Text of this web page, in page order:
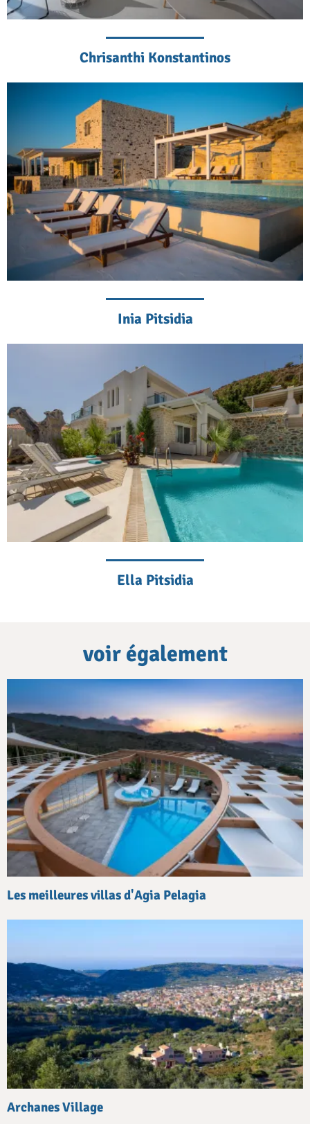
Chrisanthi Konstantinos
Inia Pitsidia
Ella Pitsidia
voir également
Les meilleures villas d'Agia Pelagia
Archanes Village